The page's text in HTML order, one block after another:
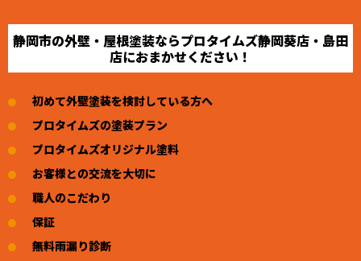
静岡市の外壁・屋根塗装ならプロタイムズ静岡葵店・島田
店におまかせください！
初めて外壁塗装を検討している方へ
プロタイムズの塗装プラン
プロタイムズオリジナル塗料
お客様との交流を大切に
職人のこだわり
保証
無料雨漏り診断